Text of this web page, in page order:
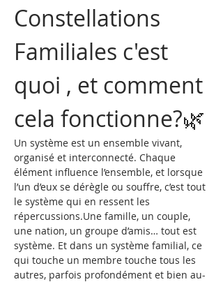
Constellations
Familiales c'est
quoi , et comment
cela fonctionne?🌿
Un système est un ensemble vivant,
organisé et interconnecté. Chaque
élément influence l’ensemble, et lorsque
l’un d’eux se dérègle ou souffre, c’est tout
le système qui en ressent les
répercussions.Une famille, un couple,
une nation, un groupe d’amis… tout est
système. Et dans un système familial, ce
qui touche un membre touche tous les
autres, parfois profondément et bien au-